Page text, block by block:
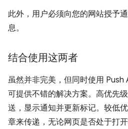
此外，用户必须向您的网站授予
息。
结合使用这两者
虽然并非完美，但同时使用 Push
可提供不错的解决方案。高优先
送，显示通知并更新标记。较低
章来传递，无论网页是否处于打